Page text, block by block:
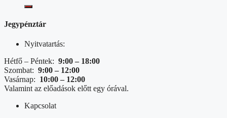
Jegypénztár
Nyitvatartás:
Hétfő – Péntek: 9:00 – 18:00
Szombat: 9:00 – 12:00
Vasárnap: 10:00 – 12:00
Valamint az előadások előtt egy órával.
Kapcsolat